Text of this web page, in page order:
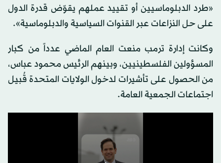
«طرد الدبلوماسيين أو تقييد عملهم يقوّض قدرة الدول
على حل النزاعات عبر القنوات السياسية والدبلوماسية».
وكانت إدارة ترمب منعت العام الماضي عدداً من كبار
المسؤولين الفلسطينيين، وبينهم الرئيس محمود عباس،
من الحصول على تأشيرات لدخول الولايات المتحدة قُبيل
اجتماعات الجمعية العامة.